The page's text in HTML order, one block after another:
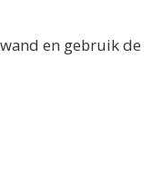
en gebruik de